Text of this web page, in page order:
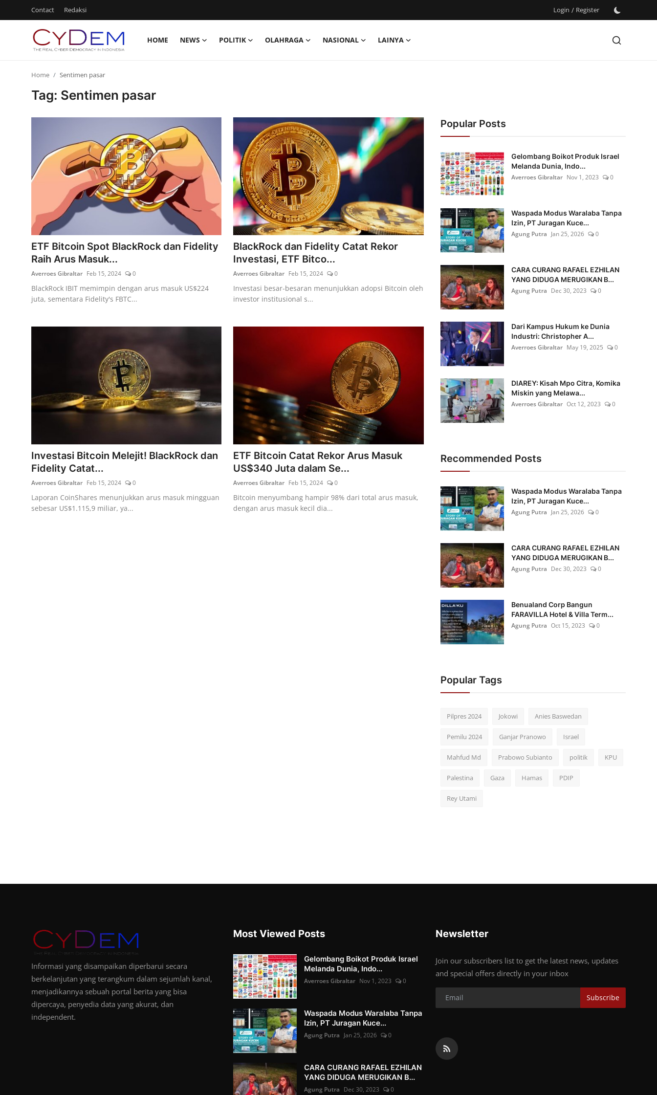
Contact Redaksi Login / Register
HOME NEWS POLITIK OLAHRAGA NASIONAL
LAINYA
Login
Register
Redaksi
Home Sentimen pasar
Tag: Sentimen pasar
ETF Bitcoin Spot BlackRock dan Fidelity
Raih Arus Masuk...
Averroes Gibraltar Feb 15, 2024 0
BlackRock IBIT memimpin dengan arus masuk US$224
juta, sementara Fidelity's FBTC...
BlackRock dan Fidelity Catat Rekor
Investasi, ETF Bitco...
Averroes Gibraltar Feb 15, 2024 0
Investasi besar-besaran menunjukkan adopsi Bitcoin oleh
investor institusional s...
Investasi Bitcoin Melejit! BlackRock dan
Fidelity Catat...
Averroes Gibraltar Feb 15, 2024 0
Laporan CoinShares menunjukkan arus masuk mingguan
sebesar US$1.115,9 miliar, ya...
ETF Bitcoin Catat Rekor Arus Masuk
US$340 Juta dalam Se...
Averroes Gibraltar Feb 15, 2024 0
Bitcoin menyumbang hampir 98% dari total arus masuk,
dengan arus masuk kecil dia...
Popular Posts
Gelombang Boikot Produk Israel
Melanda Dunia, Indo...
Averroes Gibraltar Nov 1, 2023 0
Waspada Modus Waralaba Tanpa
Izin, PT Juragan Kuce...
Agung Putra Jan 25, 2026 0
CARA CURANG RAFAEL EZHILAN
YANG DIDUGA MERUGIKAN B...
Agung Putra Dec 30, 2023 0
Dari Kampus Hukum ke Dunia
Industri: Christopher A...
Averroes Gibraltar May 19, 2025 0
DIAREY: Kisah Mpo Citra, Komika
Miskin yang Melawa...
Averroes Gibraltar Oct 12, 2023 0
Recommended Posts
Waspada Modus Waralaba Tanpa
Izin, PT Juragan Kuce...
Agung Putra Jan 25, 2026 0
CARA CURANG RAFAEL EZHILAN
YANG DIDUGA MERUGIKAN B...
Agung Putra Dec 30, 2023 0
Benualand Corp Bangun
FARAVILLA Hotel & Villa Term...
Agung Putra Oct 15, 2023 0
Popular Tags
Pilpres 2024 Jokowi Anies Baswedan
Pemilu 2024 Ganjar Pranowo Israel
Mahfud Md Prabowo Subianto politik KPU
Palestina Gaza Hamas PDIP
Rey Utami
Informasi yang disampaikan diperbarui secara
berkelanjutan yang terangkum dalam sejumlah kanal,
menjadikannya sebuah portal berita yang bisa
dipercaya, penyedia data yang akurat, dan
independent.
Most Viewed Posts
Gelombang Boikot Produk Israel
Melanda Dunia, Indo...
Averroes Gibraltar Nov 1, 2023 0
Waspada Modus Waralaba Tanpa
Izin, PT Juragan Kuce...
Agung Putra Jan 25, 2026 0
CARA CURANG RAFAEL EZHILAN
YANG DIDUGA MERUGIKAN B...
Agung Putra Dec 30, 2023 0
Newsletter
Join our subscribers list to get the latest news, updates
and special offers directly in your inbox
Subscribe